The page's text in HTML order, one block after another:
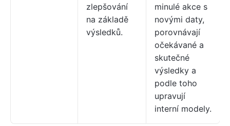
zlepšování
na základě
výsledků.
minulé akce s
novými daty,
porovnávají
očekávané a
skutečné
výsledky a
podle toho
upravují
interní modely.